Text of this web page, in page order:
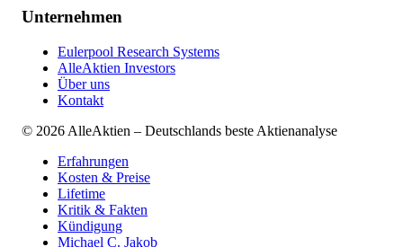
Unternehmen
Eulerpool Research Systems
AlleAktien Investors
Über uns
Kontakt
© 2026 AlleAktien – Deutschlands beste Aktienanalyse
Erfahrungen
Kosten & Preise
Lifetime
Kritik & Fakten
Kündigung
Michael C. Jakob